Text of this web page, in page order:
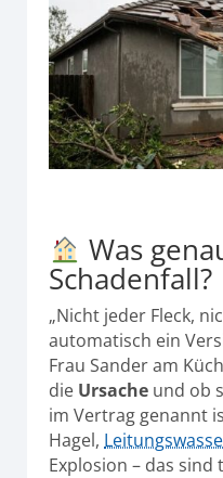
Was
Schadenfall?
„Nicht jeder Fleck,
automatisch ein
Frau Sander am
die Ursache und ob
im Vertrag genannt
Hagel,
Explosion – das sind